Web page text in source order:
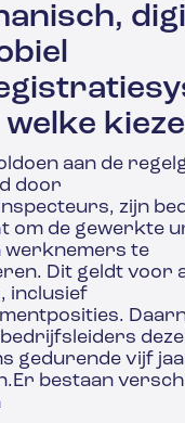
aan de
door
zijn
om de gewerkte
werknemers te
Dit geldt voor
inclusief
deze
gedurende vijf
bestaan